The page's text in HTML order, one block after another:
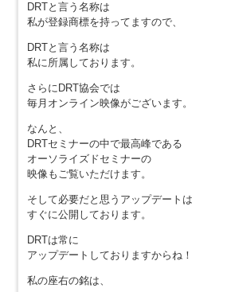
DRTと言う名称は
私が登録商標を持ってますので、
DRTと言う名称は
私に所属しております。
さらにDRT協会では
毎月オンライン映像がございます。
なんと、
DRTセミナーの中で最高峰である
オーソライズドセミナーの
映像もご覧いただけます。
そして必要だと思うアップデートは
すぐに公開しております。
DRTは常に
アップデートしておりますからね！
私の座右の銘は、